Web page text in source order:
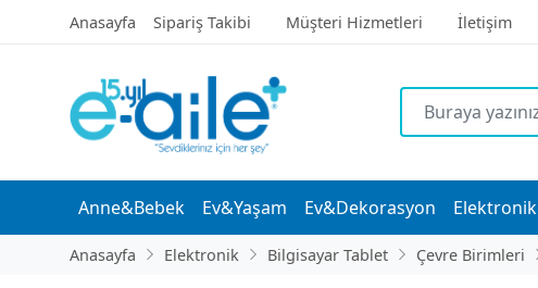
Anasayfa Sipariş Takibi Müşteri Hizmetleri İletişim
Anne&Bebek Ev&Yaşam Ev&Dekorasyon Elektronik
Anasayfa Elektronik Bilgisayar Tablet Çevre Birimleri